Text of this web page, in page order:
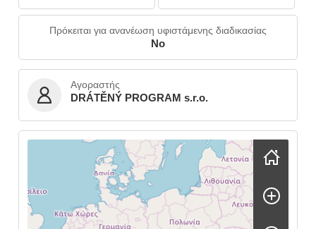
Πρόκειται για ανανέωση υφιστάμενης διαδικασίας
No
Αγοραστής
DRÁTĚNÝ PROGRAM s.r.o.
Skip map